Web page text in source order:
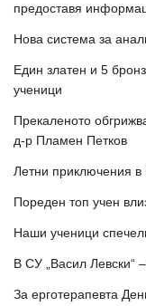
предоставя
Нова система за
Един златен и 5
ученици
Прекаленото
д-р Пламен Петков
Летни приключения в
Пореден топ учен
Наши ученици
В СУ „Васил Левски“
За ерготерапевта